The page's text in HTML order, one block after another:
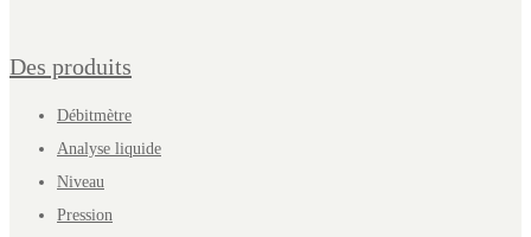
Des produits
Débitmètre
Analyse liquide
Niveau
Pression